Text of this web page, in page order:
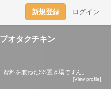
新規登録 ログイン
オタクチキン
料を兼ねたSS置き場ですん。
[View profile]